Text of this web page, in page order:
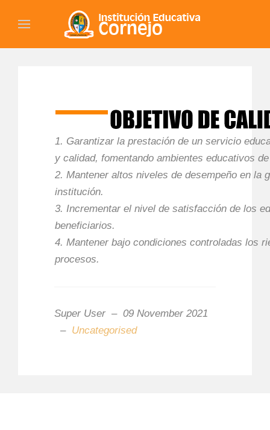
1. Garantizar la prestación de un servicio
y calidad, fomentando ambientes educativos
2. Mantener altos niveles de desempeño en la
institución.
3. Incrementar el nivel de satisfacción de los
beneficiarios.
4. Mantener bajo condiciones controladas los
procesos.
Super User
09 November 2021
Uncategorised